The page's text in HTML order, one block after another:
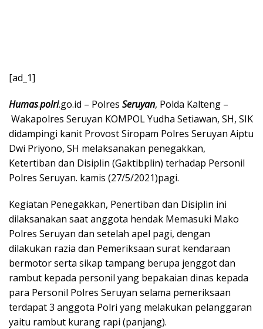
[ad_1]
Humas.polri.go.id – Polres Seruyan, Polda Kalteng –
Wakapolres Seruyan KOMPOL Yudha Setiawan, SH, SIK
didampingi kanit Provost Siropam Polres Seruyan Aiptu
Dwi Priyono, SH melaksanakan penegakkan,
Ketertiban dan Disiplin (Gaktibplin) terhadap Personil
Polres Seruyan. kamis (27/5/2021)pagi.
Kegiatan Penegakkan, Penertiban dan Disiplin ini
dilaksanakan saat anggota hendak Memasuki Mako
Polres Seruyan dan setelah apel pagi, dengan
dilakukan razia dan Pemeriksaan surat kendaraan
bermotor serta sikap tampang berupa jenggot dan
rambut kepada personil yang bepakaian dinas kepada
para Personil Polres Seruyan selama pemeriksaan
terdapat 3 anggota Polri yang melakukan pelanggaran
yaitu rambut kurang rapi (panjang).